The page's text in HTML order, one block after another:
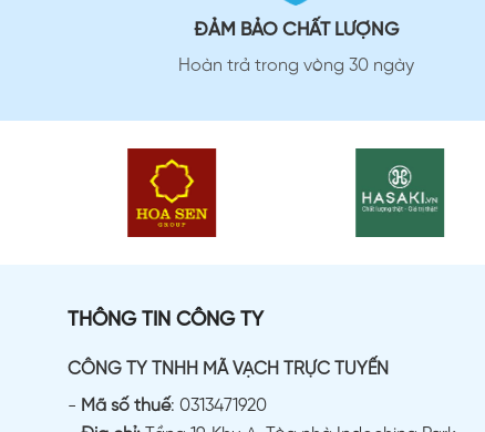
ĐẢM BẢO CHẤT LƯỢNG
Hoàn trả trong vòng 30 ngày
THÔNG TIN CÔNG TY
CÔNG TY TNHH MÃ VẠCH TRỰC TUYẾN
- Mã số thuế: 0313471920